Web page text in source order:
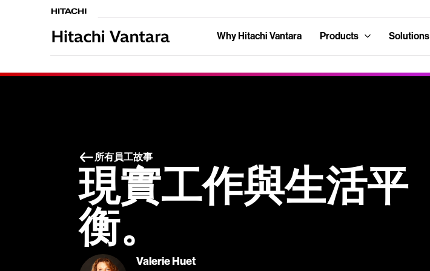
Why Hitachi Vantara Products Solutions
所有員工故事
現實工作與生活平
衡。
Valerie Huet